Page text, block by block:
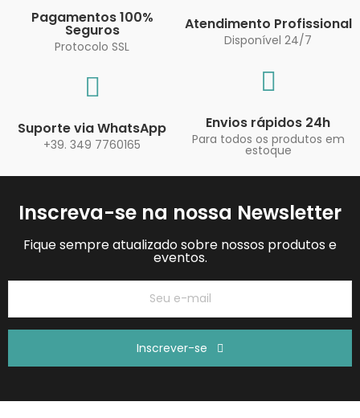
Pagamentos 100%
Seguros
Protocolo SSL
Atendimento Profissional
Disponível 24/7
Suporte via WhatsApp
+39. 349 7760165
Envios rápidos 24h
Para todos os produtos em
estoque
Inscreva-se na nossa Newsletter
Fique sempre atualizado sobre nossos produtos e
eventos.
Inscrever-se